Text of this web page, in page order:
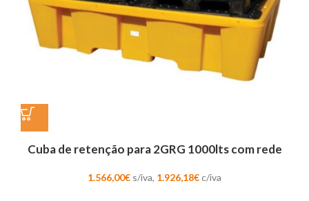
Cuba de retenção para 2GRG 1000lts com rede
1.566,00€ s/iva, 1.926,18€c/iva